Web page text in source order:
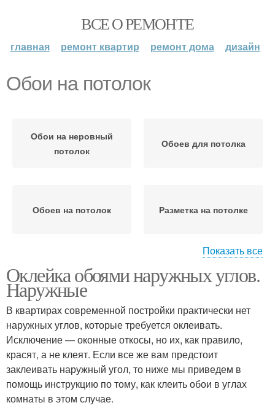
ВСЕ О РЕМОНТЕ
главная ремонт квартир ремонт дома дизайн
Обои на потолок
Обои на неровный
потолок
Обоев для потолка
Обоев на потолок Разметка на потолке
Обоев на потолке Обои для потолка
Обои для неровного
потолка
Потолок под обои
Потолок под жидкие
Показать все
Оклейка обоями наружных углов.
Наружные
В квартирах современной постройки практически нет
наружных углов, которые требуется оклеивать.
Исключение — оконные откосы, но их, как правило,
красят, а не клеят. Если все же вам предстоит
заклеивать наружный угол, то ниже мы приведем в
помощь инструкцию по тому, как клеить обои в углах
комнаты в этом случае.